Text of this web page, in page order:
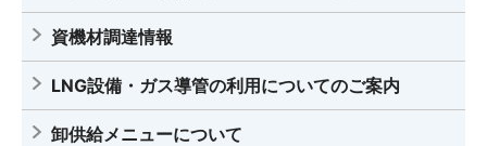
資機材調達情報
LNG設備・ガス導管の利用についてのご案内
卸供給メニューについて